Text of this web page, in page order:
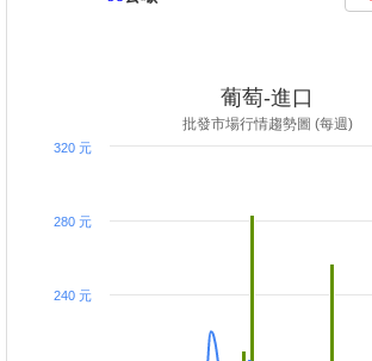
葡萄-進口
批發市場行情趨勢圖 (每週)
240 元
280 元
320 元